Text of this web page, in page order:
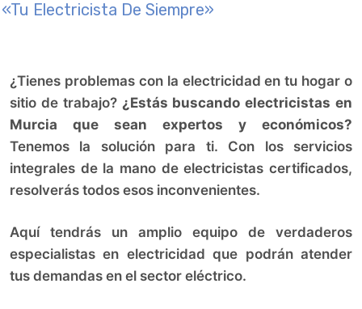
«Tu Electricista De Siempre»
¿Tienes problemas con la electricidad en tu hogar o
sitio de trabajo? ¿Estás buscando electricistas en
Murcia que sean expertos y económicos?
Tenemos la solución para ti. Con los servicios
integrales de la mano de electricistas certificados,
resolverás todos esos inconvenientes.
Aquí tendrás un amplio equipo de verdaderos
especialistas en electricidad que podrán atender
tus demandas en el sector eléctrico.